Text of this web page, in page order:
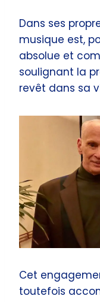
Dans ses
musique est,
absolue et
soulignant la
revêt dans sa
Cet
toutefois